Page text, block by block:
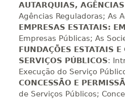
280 H 35dias
300 H 38dias
320 H 40dias
AUTARQUIAS,
Agências Reguladoras; As
EMPRESAS ESTATAIS:
Empresas Públicas; As
FUNDAÇÕES ESTATAIS
SERVIÇOS PÚBLICOS:
Execução do Serviço
CONCESSÃO E
de Serviços Públicos;